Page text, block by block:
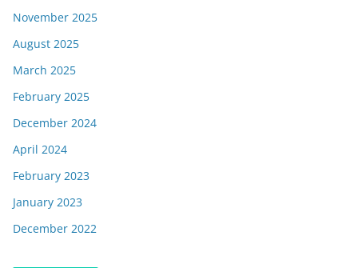
November 2025
August 2025
March 2025
February 2025
December 2024
April 2024
February 2023
January 2023
December 2022